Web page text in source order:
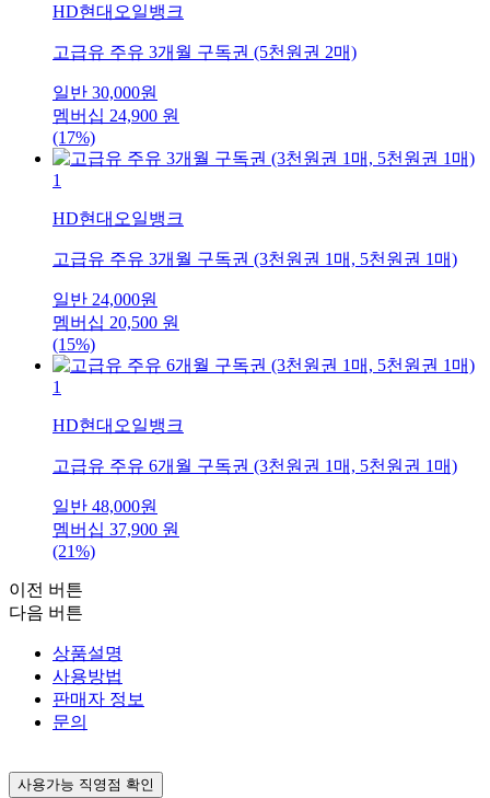
HD현대오일뱅크
고급유 주유 3개월 구독권 (5천원권 2매)
일반 30,000원
멤버십 24,900 원
(17%)
1
HD현대오일뱅크
고급유 주유 3개월 구독권 (3천원권 1매, 5천원권 1매)
일반 24,000원
멤버십 20,500 원
(15%)
1
HD현대오일뱅크
고급유 주유 6개월 구독권 (3천원권 1매, 5천원권 1매)
일반 48,000원
멤버십 37,900 원
(21%)
이전 버튼
다음 버튼
상품설명
사용방법
판매자 정보
문의
사용가능 직영점 확인